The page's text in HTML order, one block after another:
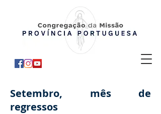
Setembro, mês de
regressos